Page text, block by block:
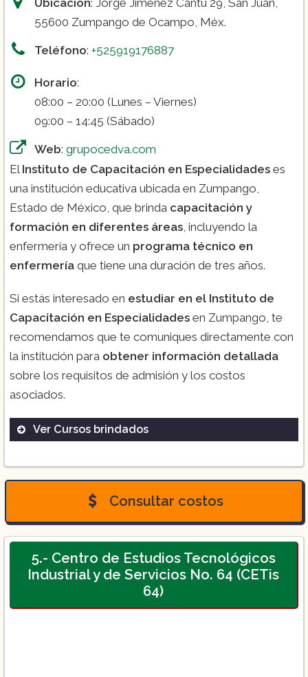
Ubicación: Jorge Jiménez Cantú 29, San Juan,
55600 Zumpango de Ocampo, Méx.
Teléfono: +525919176887
Horario:
08:00 – 20:00 (Lunes – Viernes)
09:00 – 14:45 (Sábado)
Web: grupocedva.com
El Instituto de Capacitación en Especialidades es
una institución educativa ubicada en Zumpango,
Estado de México, que brinda capacitación y
formación en diferentes áreas, incluyendo la
enfermería y ofrece un programa técnico en
enfermería que tiene una duración de tres años.
Si estás interesado en estudiar en el Instituto de
Capacitación en Especialidades en Zumpango, te
recomendamos que te comuniques directamente con
la institución para obtener información detallada
sobre los requisitos de admisión y los costos
asociados.
Ver Cursos brindados
Técnico en Enfermería:Este programa
tiene una duración de tres años y está
planteado para proporcionar a los
estudiantes los conocimientos y
habilidades necesarias para trabajar como
enfermeros técnicos en diversos entornos
de atención médica.
Diplomado en Enfermería en Cuidados
Intensivos:Duración de 6 meses.
Consultar costos
5.- Centro de Estudios Tecnológicos
Industrial y de Servicios No. 64 (CETis
64)